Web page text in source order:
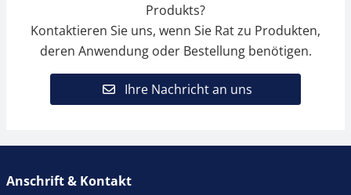
Produkts?
Kontaktieren Sie uns, wenn Sie Rat zu Produkten,
deren Anwendung oder Bestellung benötigen.
Ihre Nachricht an uns
Anschrift & Kontakt